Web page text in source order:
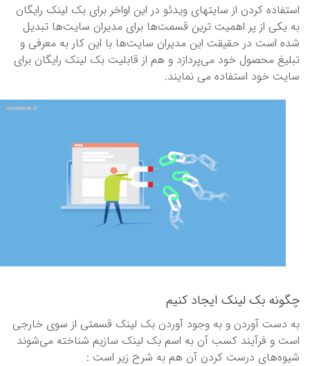
استفاده کردن از سایتهای ویدئو در این اواخر برای بک لینک رایگان
به یکی از پر اهمیت ترین قسمت‌ها برای مدیران سایت‌ها تبدیل
شده است در حقیقت این مدیران سایت‌ها با این کار به معرفی و
تبلیغ محصول خود می‌پردازد و هم از قابلیت بک لینک رایگان برای
سایت خود استفاده می نمایند.
چگونه بک لینک ایجاد کنیم
به دست آوردن و به وجود آوردن بک لینک قسمتی از سوی خارجی
است و فرآیند کسب آن به اسم بک لینک سازیم شناخته می‌شوند
شیوه‌های درست کردن آن هم به شرح زیر است :